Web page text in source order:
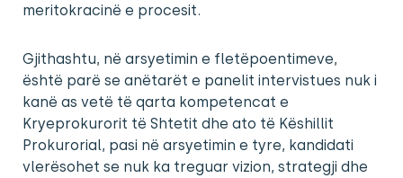
meritokracinë e procesit.
Gjithashtu, në arsyetimin e fletëpoentimeve,
është parë se anëtarët e panelit intervistues nuk i
kanë as vetë të qarta kompetencat e
Kryeprokurorit të Shtetit dhe ato të Këshillit
Prokurorial, pasi në arsyetimin e tyre, kandidati
vlerësohet se nuk ka treguar vizion, strategji dhe